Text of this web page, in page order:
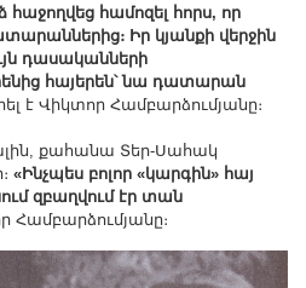
հաջողվեց համոզել հորս, որ
Իր կյանքի վերջին
դասականների
հայերեն՝ նա դատարան
է Վիկտոր Համբարձումյանը։
քահանա Տեր-Սահակ
«Ինչպես բոլոր «կարգին» հայ
զբաղվում էր տան
Համբարձումյանը։